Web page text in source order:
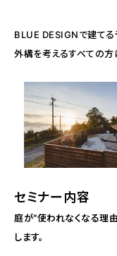
BLUE DESIGNで建てる
外構を考えるすべての方
セミナー内容
庭が“使われなくなる理
します。